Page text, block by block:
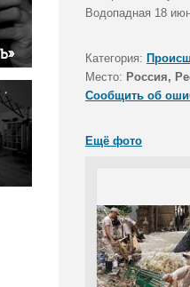
Водопадная 18
Категория:
Место: Россия,
Сообщить об
Ещё фото